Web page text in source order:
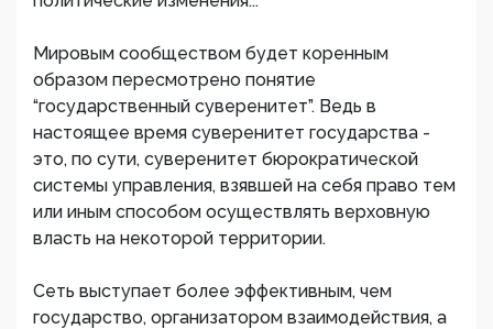
Мировым сообществом будет коренным
образом пересмотрено понятие
“государственный суверенитет”. Ведь в
настоящее время суверенитет государства -
это, по сути, суверенитет бюрократической
системы управления, взявшей на себя право тем
или иным способом осуществлять верховную
власть на некоторой территории.
Сеть выступает более эффективным, чем
государство, организатором взаимодействия, а